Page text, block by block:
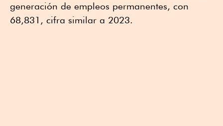
generación de empleos permanentes, con
68,831, cifra similar a 2023.